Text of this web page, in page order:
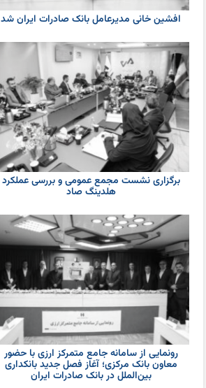
افشین خانی مدیرعامل بانک صادرات ایران شد
برگزاری نشست مجمع عمومی و بررسی عملکرد
هلدینگ صاد
رونمایی از سامانه جامع متمرکز ارزی با حضور
معاون بانک مرکزی؛ آغاز فصل جدید بانکداری
بین‌الملل در بانک صادرات ایران